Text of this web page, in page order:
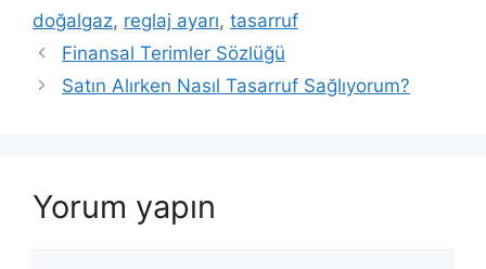
doğalgaz, reglaj ayarı, tasarruf
Finansal Terimler Sözlüğü
Satın Alırken Nasıl Tasarruf Sağlıyorum?
Yorum yapın